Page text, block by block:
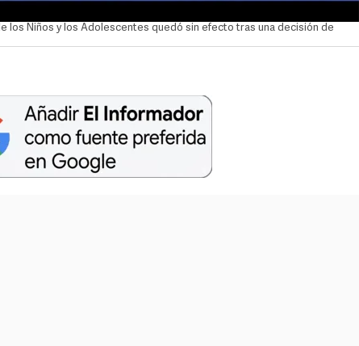
los Niños y los Adolescentes quedó sin efecto tras una decisión de